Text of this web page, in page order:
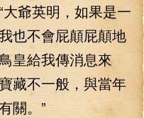
爺英明，如果是一
也不會屁顛屁顛地
皇給我傳消息來
藏不一般，與當年
關。”